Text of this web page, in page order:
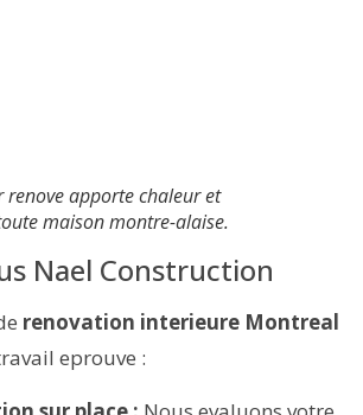
renove apporte chaleur et
maison montre-alaise.
Nael Construction
renovation interieure Montreal
eprouve :